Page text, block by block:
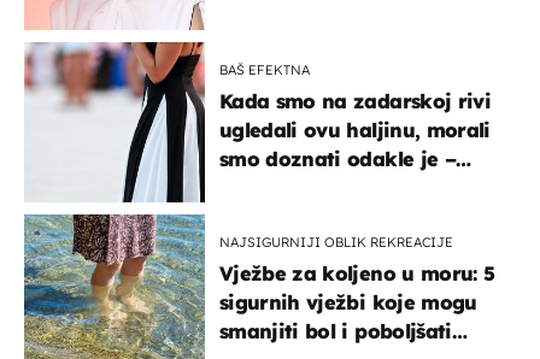
BAŠ EFEKTNA
Kada smo na zadarskoj rivi
ugledali ovu haljinu, morali
smo doznati odakle je –
NAJSIGURNIJI OBLIK REKREACIJE
Vježbe za koljeno u moru: 5
sigurnih vježbi koje mogu
smanjiti bol i poboljšati